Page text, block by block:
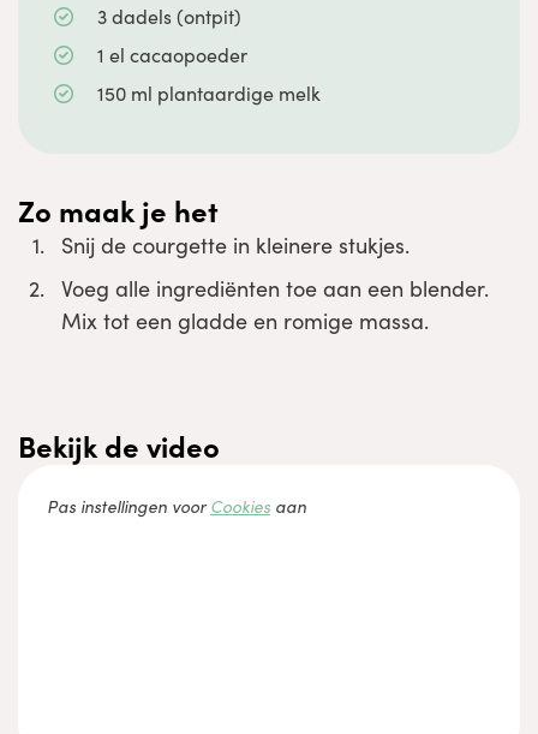
Zo maak je het
Snij de courgette in kleinere stukjes.
Voeg alle ingrediënten toe aan een blender.
Mix tot een gladde en romige massa.
Bekijk de video
Pas instellingen voorCookies aan
3 dadels(ontpit)
1 el cacaopoeder
150 ml plantaardige melk